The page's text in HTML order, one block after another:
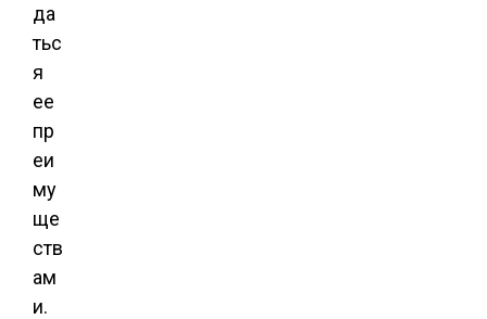
да
тьс
я
ее
пр
еи
му
ще
ств
ам
и.